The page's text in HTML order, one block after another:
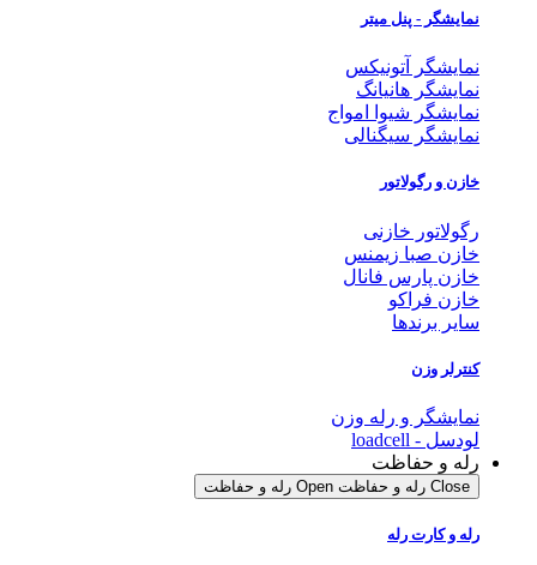
نمایشگر - پنل میتر
نمایشگر آتونیکس
نمایشگر هانیانگ
نمایشگر شیوا امواج
نمایشگر سیگنالی
خازن و رگولاتور
رگولاتور خازنی
خازن صبا زیمنس
خازن پارس فانال
خازن فراکو
سایر برندها
کنترلر وزن
نمایشگر و رله وزن
لودسل - loadcell
رله و حفاظت
Close رله و حفاظت Open رله و حفاظت
رله و کارت رله